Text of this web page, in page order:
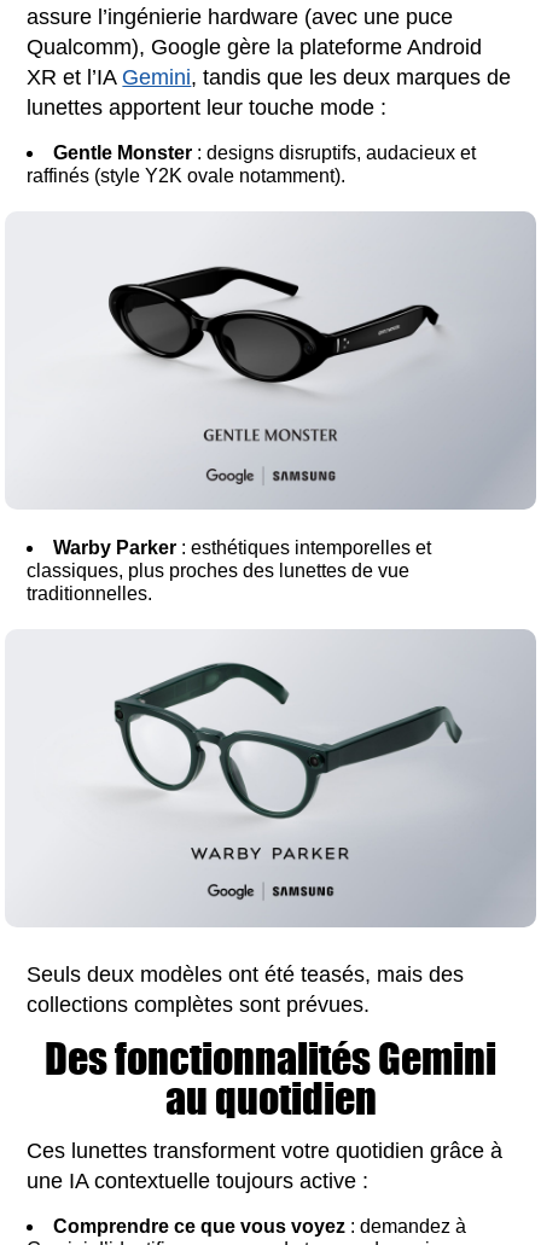
assure l’ingénierie hardware (avec une puce
Qualcomm), Google gère la plateforme Android
XR et l’IA Gemini, tandis que les deux marques de
lunettes apportent leur touche mode :
Gentle Monster : designs disruptifs, audacieux et
raffinés (style Y2K ovale notamment).
Warby Parker : esthétiques intemporelles et
classiques, plus proches des lunettes de vue
traditionnelles.
Seuls deux modèles ont été teasés, mais des
collections complètes sont prévues.
Des fonctionnalités Gemini
au quotidien
Ces lunettes transforment votre quotidien grâce à
une IA contextuelle toujours active :
Comprendre ce que vous voyez : demandez à